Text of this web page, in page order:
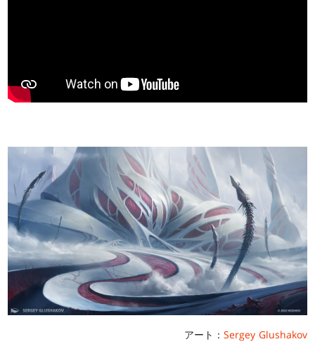
アート： Sergey Glushakov